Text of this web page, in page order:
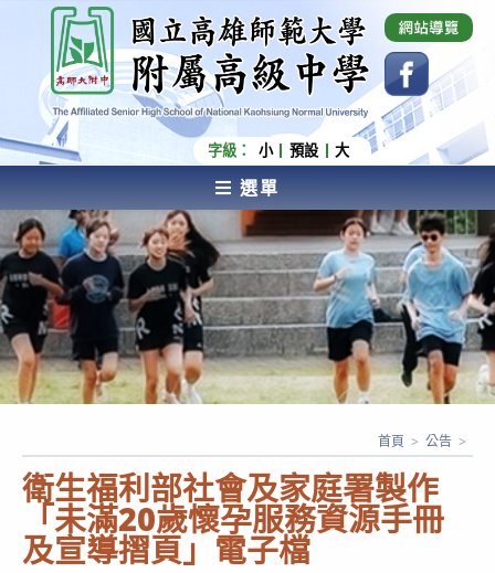
內
容
國立高雄師範大學附屬高級中學 Affiliated Senior
High School of National Kaohsiung Normal
University
字級： 小 預設 大
選單
AFFILIATED SENIOR HIGH SCHOOL OF NATIONAL
KAOHSIUNG NORMAL UNIVERSITY
衛生福利部社會及家庭署製作
「未滿20歲懷孕服務資源手冊
及宣導摺頁」電子檔
首頁 > 公告 >